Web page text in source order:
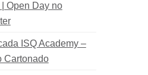
Open Day no
ISQ Academy –
Cartonado